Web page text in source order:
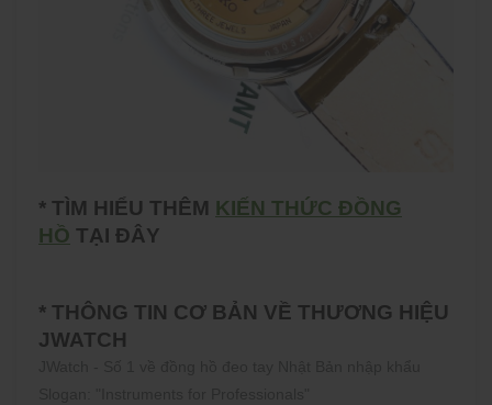
* TÌM HIỂU THÊM KIẾN THỨC ĐỒNG
HỒ TẠI ĐÂY
* THÔNG TIN CƠ BẢN VỀ THƯƠNG HIỆU
JWATCH